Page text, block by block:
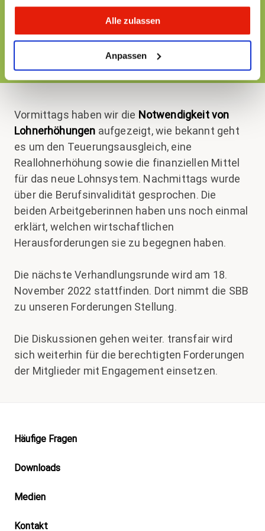
Alle zulassen
Anpassen
nehmen wird und ihre Vorstellungen
Vormittags haben wir die Notwendigkeit von
Lohnerhöhungen aufgezeigt, wie bekannt geht
es um den Teuerungsausgleich, eine
Reallohnerhöhung sowie die finanziellen Mittel
für das neue Lohnsystem. Nachmittags wurde
über die Berufsinvalidität gesprochen. Die
beiden Arbeitgeberinnen haben uns noch einmal
erklärt, welchen wirtschaftlichen
Herausforderungen sie zu begegnen haben.
Die nächste Verhandlungsrunde wird am 18.
November 2022 stattfinden. Dort nimmt die SBB
zu unseren Forderungen Stellung.
Die Diskussionen gehen weiter. transfair wird
sich weiterhin für die berechtigten Forderungen
der Mitglieder mit Engagement einsetzen.
Footer
Häufige Fragen
Downloads
Medien
Kontakt